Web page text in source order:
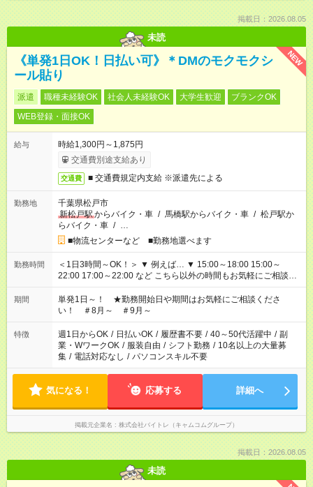
掲載日：2026.08.05
未読
NEW
《単発1日OK！日払い可》＊DMのモクモクシ
ール貼り
派遣 職種未経験OK 社会人未経験OK 大学生歓迎
ブランクOK
WEB登録・面接OK
給与
時給1,300円～1,875円
交通費別途支給あり
交通費 ■ 交通費規定内支給 ※派遣先による
勤務地
千葉県松戸市
新松戸駅からバイク・車 / 馬橋駅からバイク・車 / 松戸駅か
らバイク・車 / …
■物流センターなど ■勤務地選べます
勤務時間
＜1日3時間～OK！＞ ▼ 例えば… ▼ 15:00～18:00 15:00～
22:00 17:00～22:00 など こちら以外の時間もお気軽にご相談く
ださい！
期間
単発1日～！ ★勤務開始日や期間はお気軽にご相談くださ
い！ ＃8月～ ＃9月～
特徴 週1日からOK / 日払いOK / 履歴書不要 / 40～50代活躍中 / 副
業・WワークOK / 服装自由 / シフト勤務 / 10名以上の大量募
集 / 電話対応なし / パソコンスキル不要
気になる！ 応募する 詳細へ
掲載元企業名 株式会社バイトレ（キャムコムグループ）
掲載日：2026.08.05
未読